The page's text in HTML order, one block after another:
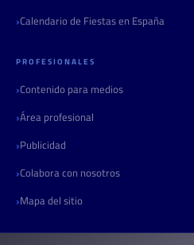
Calendario de Fiestas en España
PROFESIONALES
Contenido para medios
Área profesional
Publicidad
Colabora con nosotros
Mapa del sitio